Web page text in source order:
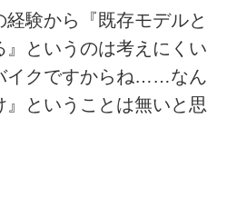
験から『既存モデルと
』というのは考えにくい
イクですからね……なん
』ということは無いと思